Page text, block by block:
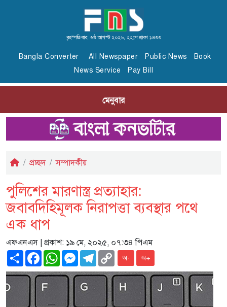
বৃহস্পতিবার, ৬ষ্ঠ আগস্ট ২০২৬, ২২শে শ্রাবণ ১৪৩৩
Bangla Converter All Newspaper Public News
Book
News Service
Pay Bill
মেনুবার
প্রচ্ছদ সম্পাদকীয়
পুলিশের মারণাস্ত্র প্রত্যাহার:
জবাবদিহিমূলক নিরাপত্তা ব্যবস্থার পথে
এক ধাপ
এফএনএস | প্রকাশ: ১৯ মে, ২০২৫, ০৭:৩৪ পিএম
ShareFacebookWhatsAppMessenger
Telegram
Copy
Link
অ- অ+